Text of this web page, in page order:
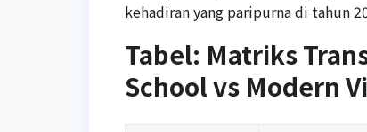
kehadiran yang paripurna di tahun
Tabel: Matriks
School vs Modern